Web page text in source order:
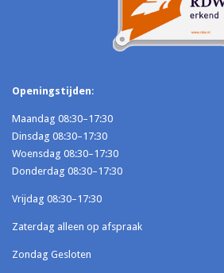
Openingstijden:
Maandag 08:30–17:30
Dinsdag 08:30–17:30
Woensdag 08:30–17:30
Donderdag 08:30–17:30
Vrijdag 08:30–17:30
Zaterdag alleen op afspraak
Zondag Gesloten